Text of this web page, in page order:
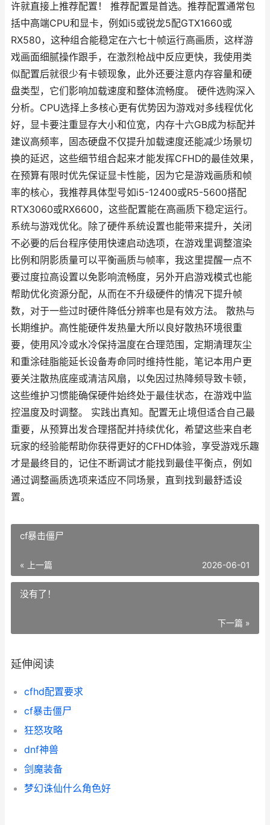
许就直接上推荐配置！ 推荐配置是首选。推荐配置通常包
括中高端CPU和显卡，例如i5或锐龙5配GTX1660或
RX580，这种组合能稳定在六七十帧运行高画质，这样游
戏画面细腻操作跟手，在激烈枪战中反应更快，我使用类
似配置后就很少有卡顿现象，此外还要注意内存容量和硬
盘类型，它们影响加载速度和整体流畅度。 硬件选购深入
分析。CPU选择上多核心更有优势因为游戏对多线程优化
好，显卡要注重显存大小和位宽，内存十六GB成为标配并
建议高频率，固态硬盘不仅提升加载速度还能减少场景切
换的延迟，这些细节组合起来才能发挥CFHD的最佳效果，
在预算有限时优先保证显卡性能，因为它是游戏画质和帧
率的核心，我推荐具体型号如i5-12400或R5-5600搭配
RTX3060或RX6600，这些配置能在高画质下稳定运行。
系统与游戏优化。除了硬件系统设置也能带来提升，关闭
不必要的后台程序使用快速启动选项，在游戏里调整渲染
比例和阴影质量可以平衡画质与帧率，我这里提醒一点不
要过度拉高设置以免影响流畅度，另外开启游戏模式也能
帮助优化资源分配，从而在不升级硬件的情况下提升帧
数，对于一些过时硬件降低分辨率也是有效方法。 散热与
长期维护。高性能硬件发热量大所以良好散热环境很重
要，使用风冷或水冷保持温度在合理范围，定期清理灰尘
和重涂硅脂能延长设备寿命同时维持性能，笔记本用户更
要关注散热底座或清洁风扇，以免因过热降频导致卡顿，
这些维护习惯能确保硬件始终处于最佳状态，在游戏中监
控温度及时调整。 实践出真知。配置无止境但适合自己最
重要，从预算出发合理搭配并持续优化，希望这些来自老
玩家的经验能帮助你获得更好的CFHD体验，享受游戏乐趣
才是最终目的，记住不断调试才能找到最佳平衡点，例如
通过调整画质选项来适应不同场景，直到找到最舒适设
置。
cf暴击僵尸
« 上一篇 2026-06-01
没有了！
下一篇 »
延伸阅读
cfhd配置要求
cf暴击僵尸
狂怒攻略
dnf神兽
剑魔装备
梦幻诛仙什么角色好